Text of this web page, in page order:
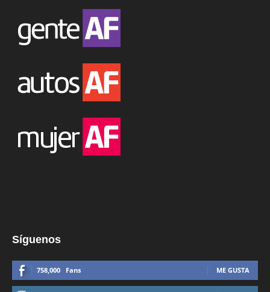
Síguenos
758,000 Fans ME GUSTA